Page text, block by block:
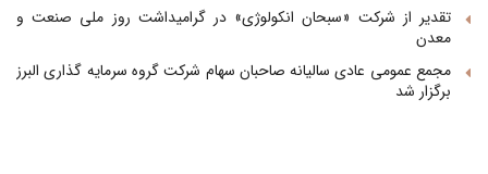
تقدیر از شرکت «سبحان انکولوژی» در گرامیداشت روز ملی صنعت و
معدن
مجمع عمومی عادی سالیانه صاحبان سهام شرکت گروه سرمایه گذاری البرز
برگزار شد